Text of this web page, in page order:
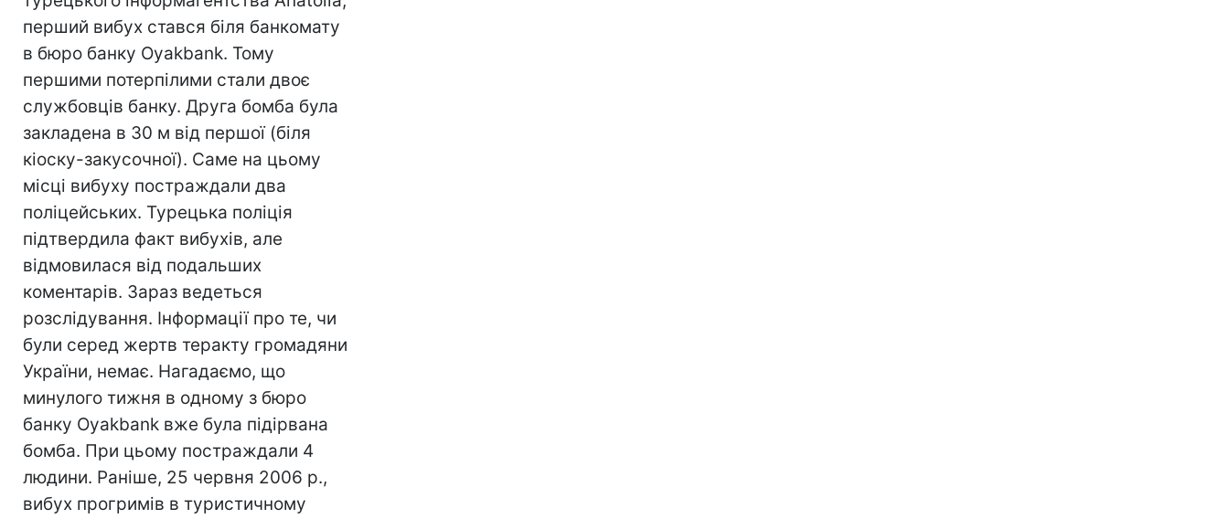
перший вибух стався біля банкомату
в бюро банку Oyakbank. Тому
першими потерпілими стали двоє
службовців банку. Друга бомба була
закладена в 30 м від першої (біля
кіоску-закусочної). Саме на цьому
місці вибуху постраждали два
поліцейських. Турецька поліція
підтвердила факт вибухів, але
відмовилася від подальших
коментарів. Зараз ведеться
розслідування. Інформації про те, чи
були серед жертв теракту громадяни
України, немає. Нагадаємо, що
минулого тижня в одному з бюро
банку Oyakbank вже була підірвана
бомба. При цьому постраждали 4
людини. Раніше, 25 червня 2006 р.,
вибух прогримів в туристичному